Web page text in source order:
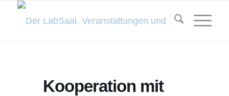
Kooperation mit